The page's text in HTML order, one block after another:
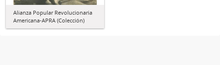
Alianza Popular Revolucionaria
Americana-APRA (Colección)